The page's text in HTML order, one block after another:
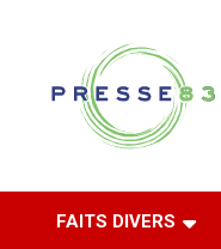
Presse
FAITS DIVERS